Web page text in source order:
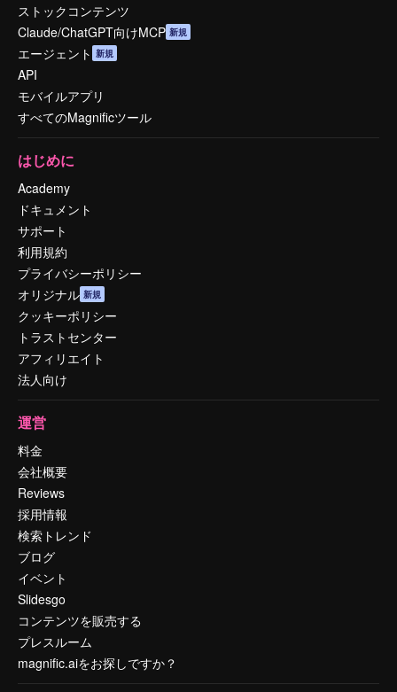
ストックコンテンツ
Claude/ChatGPT向けMCP 新規
エージェント 新規
API
モバイルアプリ
すべてのMagnificツール
はじめに
Academy
ドキュメント
サポート
利用規約
プライバシーポリシー
オリジナル 新規
クッキーポリシー
トラストセンター
アフィリエイト
法人向け
運営
料金
会社概要
Reviews
採用情報
検索トレンド
ブログ
イベント
Slidesgo
コンテンツを販売する
プレスルーム
magnific.aiをお探しですか？